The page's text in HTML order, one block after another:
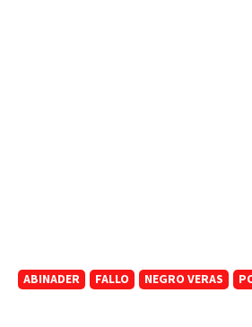
ABINADER FALLO NEGRO VERAS